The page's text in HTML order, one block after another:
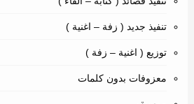
تنفيذ جديد ( زفة – اغنية )
توزيع ( اغنية – زفة )
معزوفات بدون كلمات